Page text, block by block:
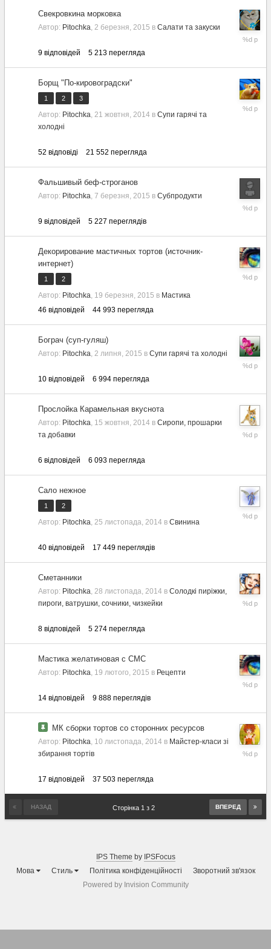
Свекровкина морковка
Автор: Pitochka, 2 березня, 2015 в Салати та закуски
9 відповідей 5 213 перегляда
14
Борщ "По-кировоградски"
1 2 3
Автор: Pitochka, 21 жовтня, 2014 в Супи гарячі та
холодні
52 відповіді 21 552 перегляда
2
Фальшивый беф-строганов
Автор: Pitochka, 7 березня, 2015 в Субпродукти
9 відповідей 5 227 переглядів
8
Декорирование мастичных тортов (источник-
интернет)
1 2
Автор: Pitochka, 19 березня, 2015 в Мастика
46 відповідей 44 993 перегляда
12
Бограч (суп-гуляш)
Автор: Pitochka, 2 липня, 2015 в Супи гарячі та холодні
10 відповідей 6 994 перегляда
26
Прослойка Карамельная вкуснота
Автор: Pitochka, 15 жовтня, 2014 в Сиропи, прошарки
та добавки
6 відповідей 6 093 перегляда
17
Сало нежное
1 2
Автор: Pitochka, 25 листопада, 2014 в Свинина
40 відповідей 17 449 переглядів
25
Сметанники
Автор: Pitochka, 28 листопада, 2014 в Солодкі пиріжки,
пироги, ватрушки, сочники, чизкейки
8 відповідей 5 274 перегляда
25
Мастика желатиновая с СМС
Автор: Pitochka, 19 лютого, 2015 в Рецепти
14 відповідей 9 888 переглядів
8
МК сборки тортов со сторонних ресурсов
Автор: Pitochka, 10 листопада, 2014 в Майстер-класи зі
збирання тортів
17 відповідей 37 503 перегляда
6
НАЗАД ВПЕРЕД
Сторінка 1 з 2
IPS Theme by IPSFocus
Мова
Стиль Політика конфіденційності
Зворотний зв'язок
Powered by Invision Community